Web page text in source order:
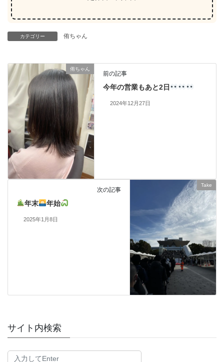
カテゴリー 侑ちゃん
侑ちゃん
前の記事
今年の営業もあと2日
2024年12月27日
Take
次の記事
年末 年始
2025年1月8日
サイト内検索